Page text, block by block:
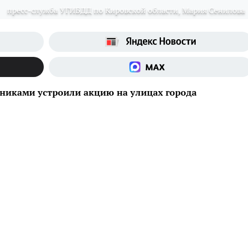
пресс-служба УГИБДД по Кировской области, Мария Сенилова
устроили акцию на улицах города